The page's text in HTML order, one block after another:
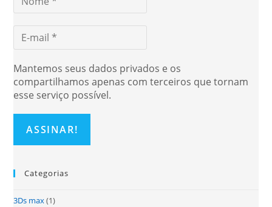
Mantemos seus dados privados e os
compartilhamos apenas com terceiros que tornam
esse serviço possível.
Categorias
3Ds max(1)